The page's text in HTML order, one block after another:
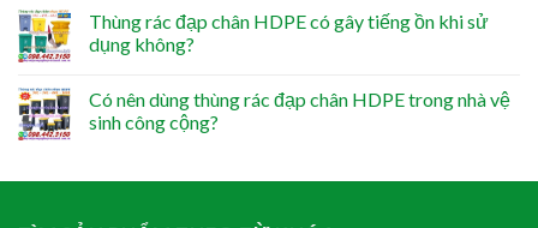
Thùng rác đạp chân HDPE có gây tiếng ồn khi sử
dụng không?
Có nên dùng thùng rác đạp chân HDPE trong nhà vệ
sinh công cộng?